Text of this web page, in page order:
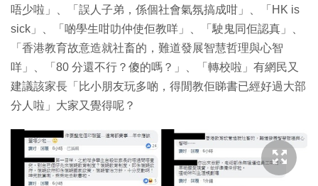
唔少啦」、「誤人子弟，係個社會氣氛搞成咁」、「HK is
sick」、「啲學生咁叻仲使佢教咩」、「駛鬼同佢認真」、
「香港教育故意造就社畜的，難道發展智慧哲理與心智
咩」、「80 分還不行？傻的嗎？」、「轉校啦」有網民又
建議該家長「比小朋友玩多啲，得閒教佢睇書已經好過大部
分人啦」大家又覺得呢？